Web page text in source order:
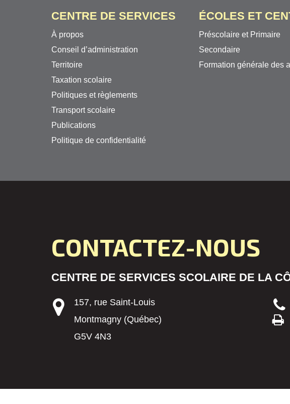
CENTRE DE SERVICES
À propos
Conseil d’administration
Territoire
Taxation scolaire
Politiques et règlements
Transport scolaire
Publications
Politique de confidentialité
ÉCOLES ET
Préscolaire et Primaire
Secondaire
Formation générale des
CONTACTEZ-NOUS
CENTRE DE SERVICES SCOLAIRE DE LA
157, rue Saint-Louis
Montmagny (Québec)
G5V 4N3